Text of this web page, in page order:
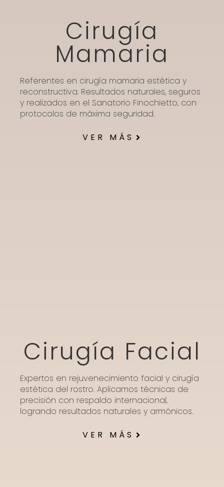
Cirugía
Mamaria
Referentes en cirugía mamaria estética y
reconstructiva. Resultados naturales, seguros
y realizados en el Sanatorio Finochietto, con
protocolos de máxima seguridad.
VER MÁS
Cirugía Facial
Expertos en rejuvenecimiento facial y cirugía
estética del rostro. Aplicamos técnicas de
precisión con respaldo internacional,
logrando resultados naturales y armónicos.
VER MÁS